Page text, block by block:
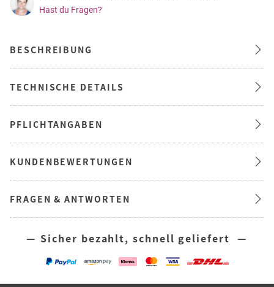
Hast du Fragen?
BESCHREIBUNG
TECHNISCHE DETAILS
PFLICHTANGABEN
KUNDENBEWERTUNGEN
FRAGEN & ANTWORTEN
— Sicher bezahlt, schnell geliefert —